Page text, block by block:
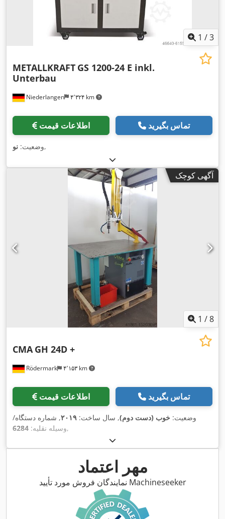
1 /3
Niederlangen ۴٬۳۲۴ km
METALLKRAFT GS 1200-24 E inkl.
Unterbau
اطلاعات قیمت تماس بگیرید
وضعیت: نو ,
آگهی کوچک
1 /8
Rödermark ۴٬۱۵۳ km
CMA GH 24D +
اطلاعات قیمت تماس بگیرید
وضعیت: خوب (دست دوم), سال ساخت: ۲۰۱۹, شماره دستگاه/
وسیله نقلیه: 6284 ,
مهر اعتماد
نمایندگان فروش مورد تأیید Machineseeker